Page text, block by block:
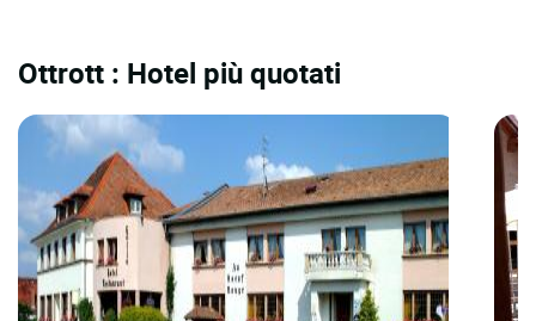
Ottrott : Hotel più quotati